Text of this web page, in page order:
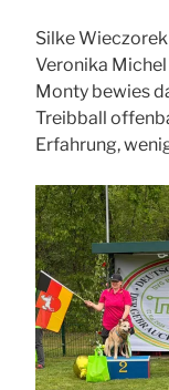
Silke
Veronika
Monty bewies
Treibball
Erfahrung,